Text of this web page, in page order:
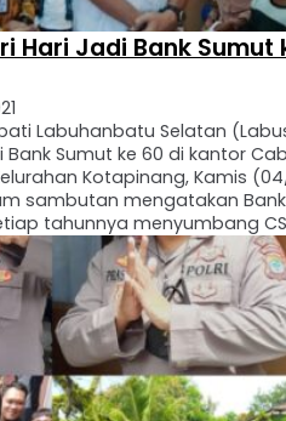
Hari Jadi Bank Sumut
Labuhanbatu Selatan
Sumut ke 60 di kantor
Kotapinang, Kamis (04/
sambutan mengatakan Bank
tahunnya menyumbang
betul sahabat Pemda dan